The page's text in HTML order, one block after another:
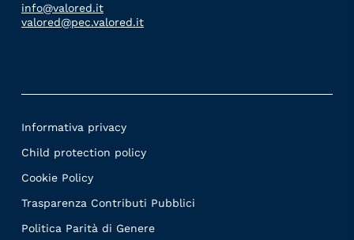
info@valored.it
valored@pec.valored.it
Informativa privacy
Child protection policy
Cookie Policy
Trasparenza Contributi Pubblici
Politica Parità di Genere